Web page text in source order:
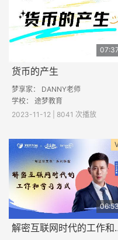
07:37
货币的产生
梦享家： DANNY老师
学校： 途梦教育
2023-11-12 | 8041 次播放
解密互联